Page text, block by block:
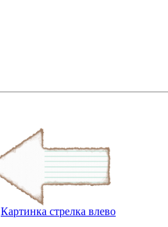
Картинка стрелка влево